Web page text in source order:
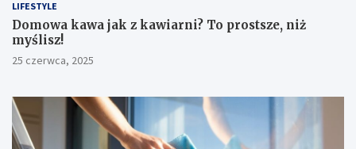
LIFESTYLE
​Domowa kawa jak z kawiarni? To prostsze, niż
myślisz!
25 czerwca, 2025